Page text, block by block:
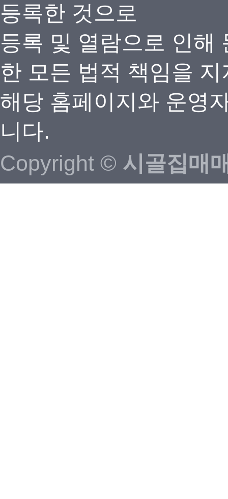
등록한 것으로
등록 및 열람으로 인해
한 모든 법적 책임을
해당 홈페이지와 운영
니다.
Copyright © 시골집매